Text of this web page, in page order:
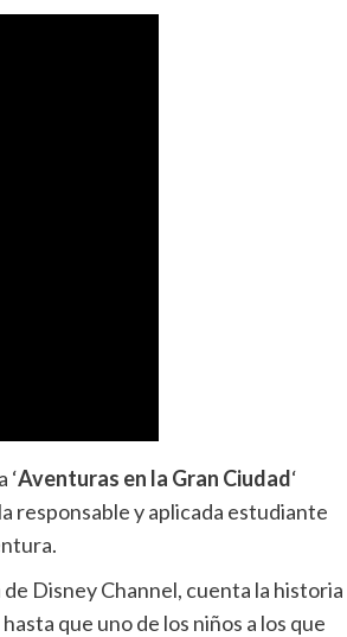
‘Aventuras en la Gran Ciudad‘
responsable y aplicada estudiante
Disney Channel, cuenta la historia
que uno de los niños a los que